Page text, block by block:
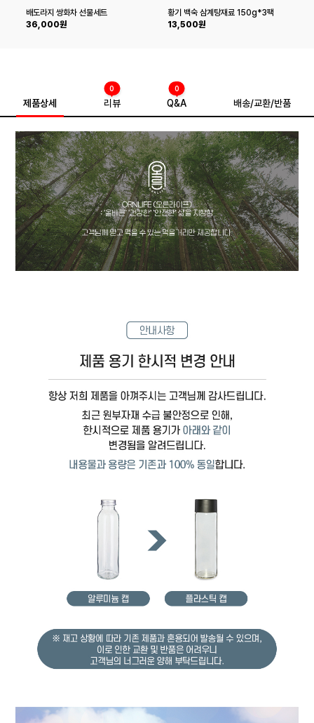
배도라지 쌍화차 선물세트
36,000원
황기 백숙 삼계탕재료 150g*3팩
13,500원
제품상세 리뷰
0
Q&A
0
배송/교환/반품